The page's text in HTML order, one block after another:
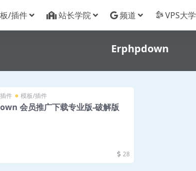
/插件 站长学院 频道 VPS大学
Erphpdown
件 模板/插件
会员推广下载专业版-破解版
28